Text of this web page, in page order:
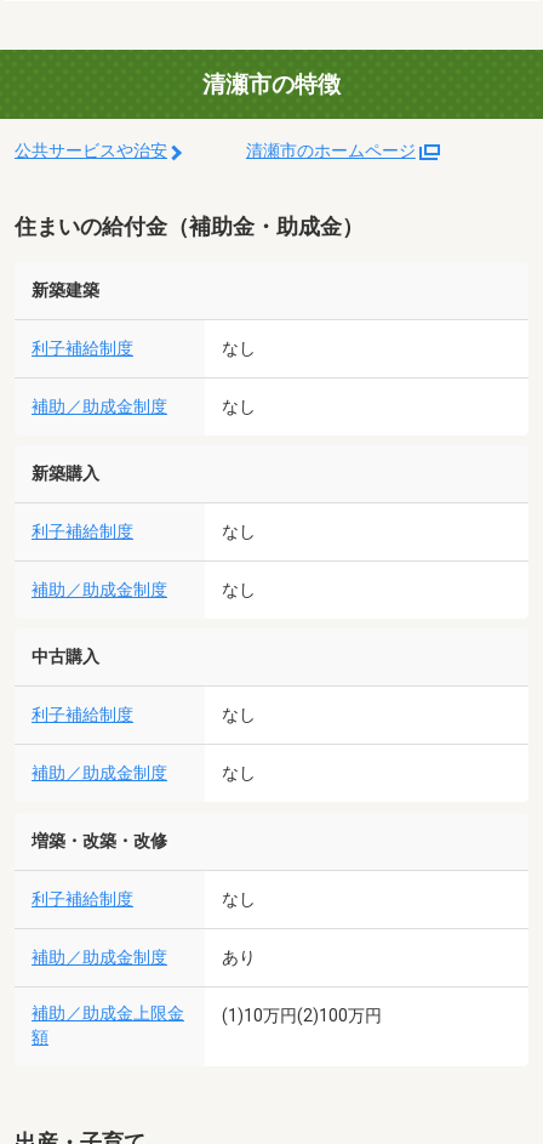
清瀬市の特徴
公共サービスや治安 清瀬市のホームページ
住まいの給付金（補助金・助成金）
新築建築
利子補給制度 なし
補助／助成金制度 なし
新築購入
利子補給制度 なし
補助／助成金制度 なし
中古購入
利子補給制度 なし
補助／助成金制度 なし
増築・改築・改修
利子補給制度 なし
補助／助成金制度 あり
補助／助成金上限金
額
(1)10万円(2)100万円